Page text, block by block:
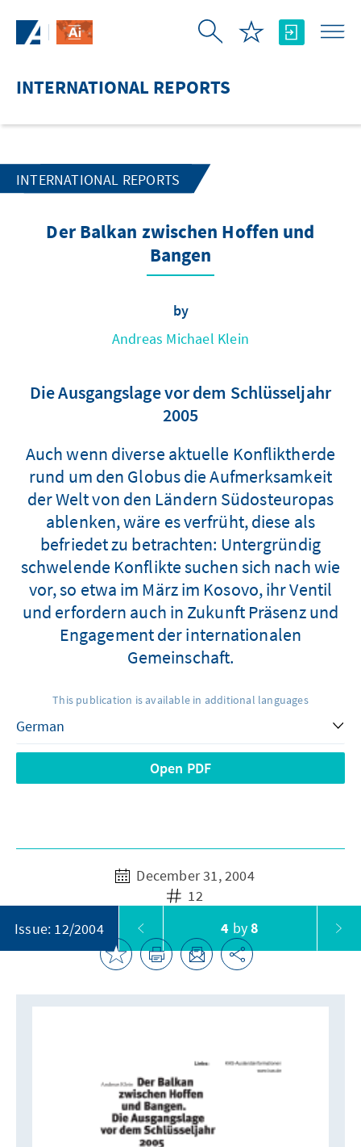
INTERNATIONAL REPORTS
INTERNATIONAL REPORTS
Der Balkan zwischen Hoffen und
Bangen
by
Andreas Michael Klein
Die Ausgangslage vor dem Schlüsseljahr
2005
Auch wenn diverse aktuelle Konfliktherde
rund um den Globus die Aufmerksamkeit
der Welt von den Ländern Südosteuropas
ablenken, wäre es verfrüht, diese als
befriedet zu betrachten: Untergründig
schwelende Konflikte suchen sich nach wie
vor, so etwa im März im Kosovo, ihr Ventil
und erfordern auch in Zukunft Präsenz und
Engagement der internationalen
Gemeinschaft.
This publication is available in additional languages
Open PDF
December 31, 2004
12
Issue: 12/2004
4 by8